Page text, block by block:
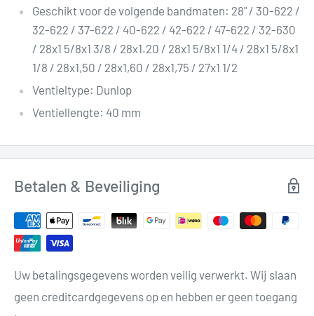
Geschikt voor de volgende bandmaten: 28" / 30-622 /
32-622 / 37-622 / 40-622 / 42-622 / 47-622 / 32-630
/ 28x1 5/8x1 3/8 / 28x1.20 / 28x1 5/8x1 1/4 / 28x1 5/8x1
1/8 / 28x1,50 / 28x1,60 / 28x1,75 / 27x1 1/2
Ventieltype: Dunlop
Ventiellengte: 40 mm
Betalen & Beveiliging
Uw betalingsgegevens worden veilig verwerkt. Wij slaan
geen creditcardgegevens op en hebben er geen toegang